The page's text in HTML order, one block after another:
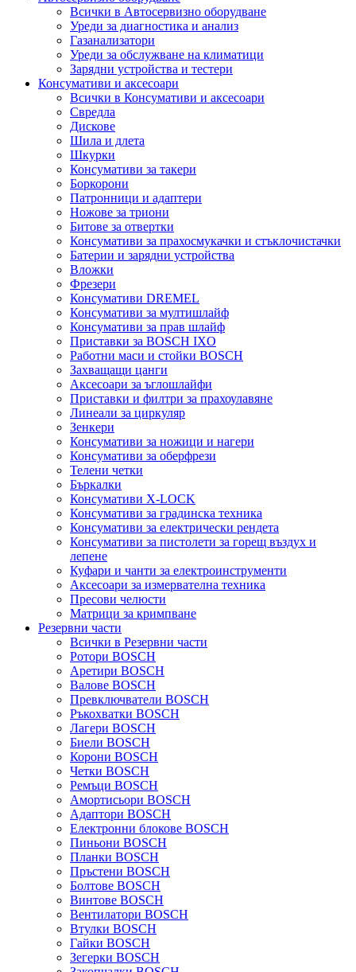
Всички в Автосервизно оборудване
Уреди за диагностика и анализ
Газанализатори
Уреди за обслужване на климатици
Зарядни устройства и тестери
Консумативи и аксесоари
Всички в Консумативи и аксесоари
Свредла
Дискове
Шила и длета
Шкурки
Консумативи за такери
Боркорони
Патронници и адаптери
Ножове за триони
Битове за отвертки
Консумативи за прахосмукачки и стъклочистачки
Батерии и зарядни устройства
Вложки
Фрезери
Консумативи DREMEL
Консумативи за мултишлайф
Консумативи за прав шлайф
Приставки за BOSCH IXO
Работни маси и стойки BOSCH
Захващащи цанги
Аксесоари за ъглошлайфи
Приставки и филтри за прахоулавяне
Линеали за циркуляр
Зенкери
Консумативи за ножици и нагери
Консумативи за оберфрези
Телени четки
Бъркалки
Консумативи X-LOCK
Консумативи за градинска техника
Консумативи за електрически рендета
Консумативи за пистолети за горещ въздух и
лепене
Куфари и чанти за електроинструменти
Аксесоари за измервателна техника
Пресови челюсти
Матрици за кримпване
Резервни части
Всички в Резервни части
Ротори BOSCH
Аретири BOSCH
Валове BOSCH
Превключватели BOSCH
Ръкохватки BOSCH
Лагери BOSCH
Биели BOSCH
Корони BOSCH
Четки BOSCH
Ремъци BOSCH
Амортисьори BOSCH
Адаптори BOSCH
Електронни блокове BOSCH
Пиньони BOSCH
Планки BOSCH
Пръстени BOSCH
Болтове BOSCH
Винтове BOSCH
Вентилатори BOSCH
Втулки BOSCH
Гайки BOSCH
Зегерки BOSCH